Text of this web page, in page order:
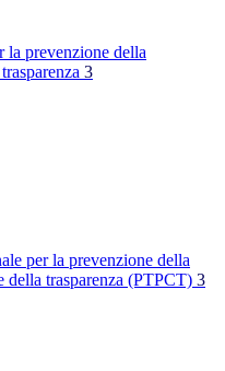
la prevenzione della
3
per la prevenzione della
della trasparenza (PTPCT) 3